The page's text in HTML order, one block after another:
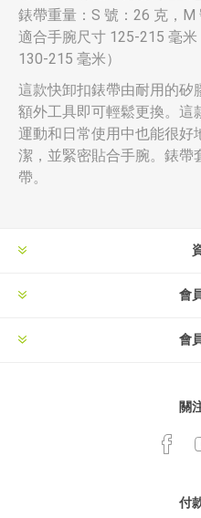
錶帶重量：S 號：26 克，M
適合手腕尺寸 125-215 毫
130-215 毫米）
這款快卸扣錶帶由耐用的
額外工具即可輕鬆更換。這
運動和日常使用中也能很好
潔，並緊密貼合手腕。錶帶
帶。
會
會
關
付